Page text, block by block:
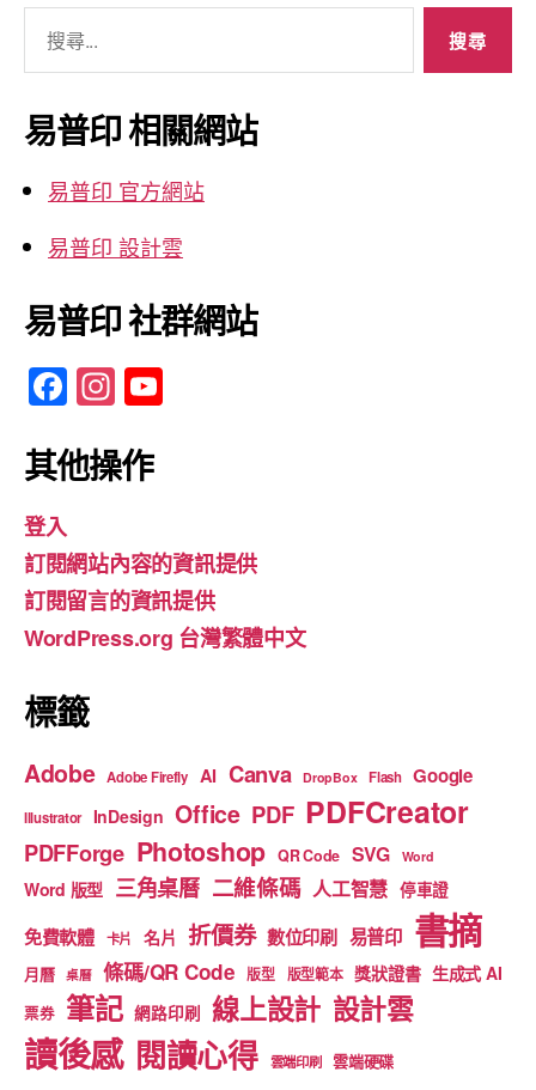
關
鍵
字:
易普印 相關網站
易普印 官方網站
易普印 設計雲
易普印 社群網站
F
c
b
o
o
k
In
a
a
m
u
b
e
其他操作
登入
訂閱網站內容的資訊提供
訂閱留言的資訊提供
WordPress.org 台灣繁體中文
標籤
Adobe Adobe Firefly AI Canva DropBox Flash Google
Illustrator InDesign Office PDF PDFCreator
PDFForge Photoshop QR Code SVG Word
Word 版型 三角桌曆 二維條碼 人工智慧 停車證
免費軟體 卡片 名片 折價券 數位印刷 易普印 書摘
月曆 桌曆 條碼/QR Code 版型 版型範本 獎狀證書 生成式 AI
票券 筆記 網路印刷 線上設計 設計雲
讀後感 閱讀心得 雲端印刷 雲端硬碟